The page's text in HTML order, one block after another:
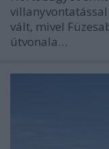
vált, mivel
útvonala…